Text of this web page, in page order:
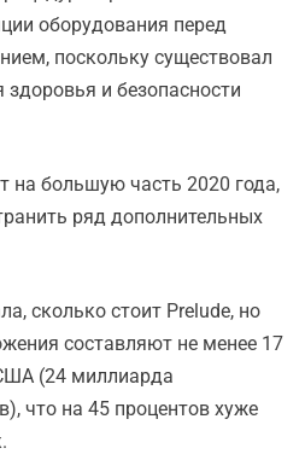
оборудования перед
поскольку существовал
и безопасности
на большую часть 2020 года,
ряд дополнительных
сколько стоит Prelude, но
составляют не менее 17
(24 миллиарда
что на 45 процентов хуже